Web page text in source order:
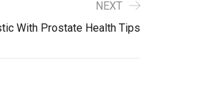
NEXT
With Prostate Health Tips